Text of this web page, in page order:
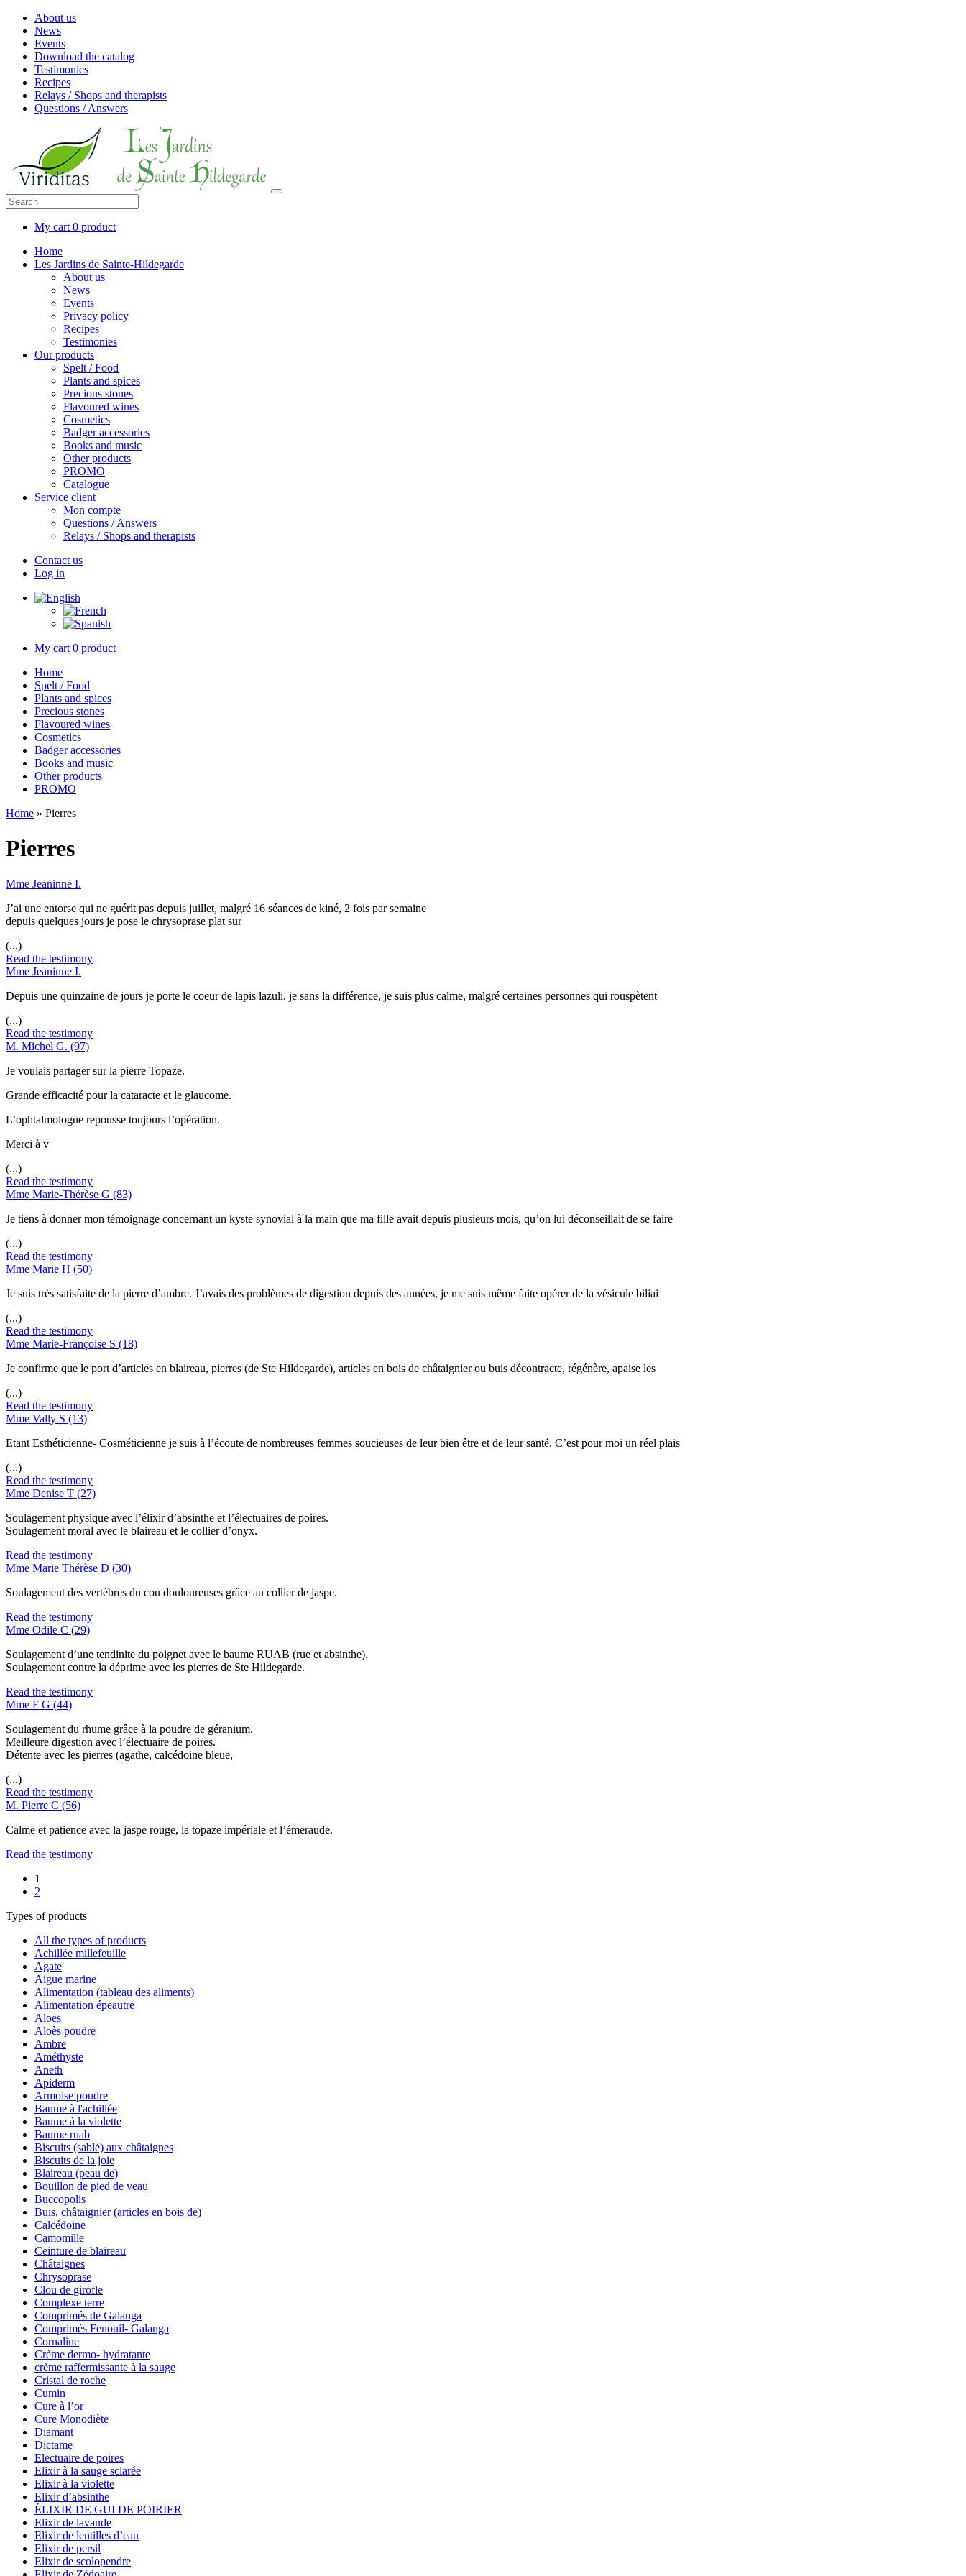
About us
News
Events
Download the catalog
Testimonies
Recipes
Relays / Shops and therapists
Questions / Answers
My cart 0 product
Home
Les Jardins de Sainte-Hildegarde
About us
News
Events
Privacy policy
Recipes
Testimonies
Our products
Spelt / Food
Plants and spices
Precious stones
Flavoured wines
Cosmetics
Badger accessories
Books and music
Other products
PROMO
Catalogue
Service client
Mon compte
Questions / Answers
Relays / Shops and therapists
Contact us
Log in
My cart 0 product
Home
Spelt / Food
Plants and spices
Precious stones
Flavoured wines
Cosmetics
Badger accessories
Books and music
Other products
PROMO
Home » Pierres
Pierres
Mme Jeaninne I.
J’ai une entorse qui ne guérit pas depuis juillet, malgré 16 séances de kiné, 2 fois par semaine
depuis quelques jours je pose le chrysoprase plat sur
(...)
Read the testimony
Mme Jeaninne I.
Depuis une quinzaine de jours je porte le coeur de lapis lazuli. je sans la différence, je suis plus calme, malgré certaines personnes qui rouspètent
(...)
Read the testimony
M. Michel G. (97)
Je voulais partager sur la pierre Topaze.
Grande efficacité pour la cataracte et le glaucome.
L’ophtalmologue repousse toujours l’opération.
Merci à v
(...)
Read the testimony
Mme Marie-Thérèse G (83)
Je tiens à donner mon témoignage concernant un kyste synovial à la main que ma fille avait depuis plusieurs mois, qu’on lui déconseillait de se faire
(...)
Read the testimony
Mme Marie H (50)
Je suis très satisfaite de la pierre d’ambre. J’avais des problèmes de digestion depuis des années, je me suis même faite opérer de la vésicule biliai
(...)
Read the testimony
Mme Marie-Françoise S (18)
Je confirme que le port d’articles en blaireau, pierres (de Ste Hildegarde), articles en bois de châtaignier ou buis décontracte, régénère, apaise les
(...)
Read the testimony
Mme Vally S (13)
Etant Esthéticienne- Cosméticienne je suis à l’écoute de nombreuses femmes soucieuses de leur bien être et de leur santé. C’est pour moi un réel plais
(...)
Read the testimony
Mme Denise T (27)
Soulagement physique avec l’élixir d’absinthe et l’électuaires de poires.
Soulagement moral avec le blaireau et le collier d’onyx.
Read the testimony
Mme Marie Thérèse D (30)
Soulagement des vertèbres du cou douloureuses grâce au collier de jaspe.
Read the testimony
Mme Odile C (29)
Soulagement d’une tendinite du poignet avec le baume RUAB (rue et absinthe).
Soulagement contre la déprime avec les pierres de Ste Hildegarde.
Read the testimony
Mme F G (44)
Soulagement du rhume grâce à la poudre de géranium.
Meilleure digestion avec l’électuaire de poires.
Détente avec les pierres (agathe, calcédoine bleue,
(...)
Read the testimony
M. Pierre C (56)
Calme et patience avec la jaspe rouge, la topaze impériale et l’émeraude.
Read the testimony
1
2
Types of products
All the types of products
Achillée millefeuille
Agate
Aigue marine
Alimentation (tableau des aliments)
Alimentation épeautre
Aloes
Aloès poudre
Ambre
Améthyste
Aneth
Apiderm
Armoise poudre
Baume à l'achillée
Baume à la violette
Baume ruab
Biscuits (sablé) aux châtaignes
Biscuits de la joie
Blaireau (peau de)
Bouillon de pied de veau
Buccopolis
Buis, châtaignier (articles en bois de)
Calcédoine
Camomille
Ceinture de blaireau
Châtaignes
Chrysoprase
Clou de girofle
Complexe terre
Comprimés de Galanga
Comprimés Fenouil- Galanga
Cornaline
Crème dermo- hydratante
crème raffermissante à la sauge
Cristal de roche
Cumin
Cure à l’or
Cure Monodiète
Diamant
Dictame
Electuaire de poires
Elixir à la sauge sclarée
Elixir à la violette
Elixir d’absinthe
ÉLIXIR DE GUI DE POIRIER
Elixir de lavande
Elixir de lentilles d’eau
Elixir de persil
Elixir de scolopendre